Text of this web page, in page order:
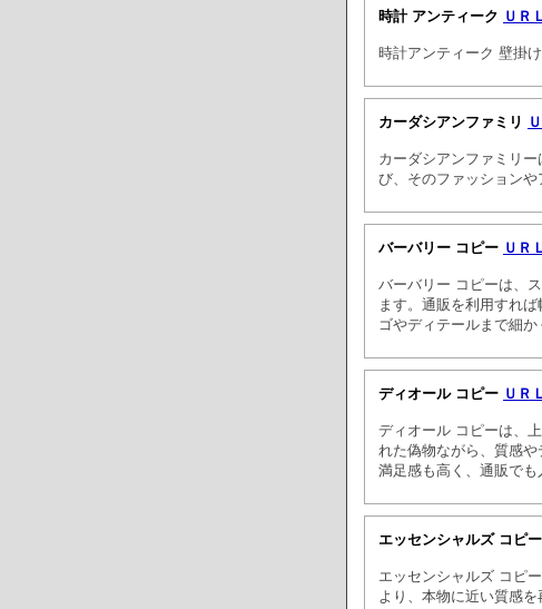
時計 アンティーク ＵＲＬ
時計アンティーク 壁掛
カーダシアンファミリ
カーダシアンファミリ
び、そのファッションや
バーバリー コピー ＵＲＬ
バーバリー コピーは、
ます。通販を利用すれ
ゴやディテールまで細か
ディオール コピー ＵＲＬ
ディオール コピーは、
れた偽物ながら、質感
満足感も高く、通販でも
エッセンシャルズ コピー
エッセンシャルズ コピ
より、本物に近い質感